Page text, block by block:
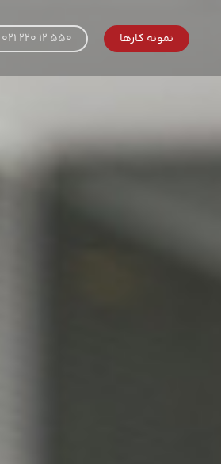
نمونه کارها 021 220 12 550